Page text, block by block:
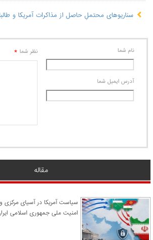
سناریوهای محتملِ حاصل از مذاکرات آمریکا و
نام شما
آدرس ايميل شما
نظر شما *
مقاله
سیاست آمریکا در آسیای مرکزی
امنیت ملی جمهوری اسلامی